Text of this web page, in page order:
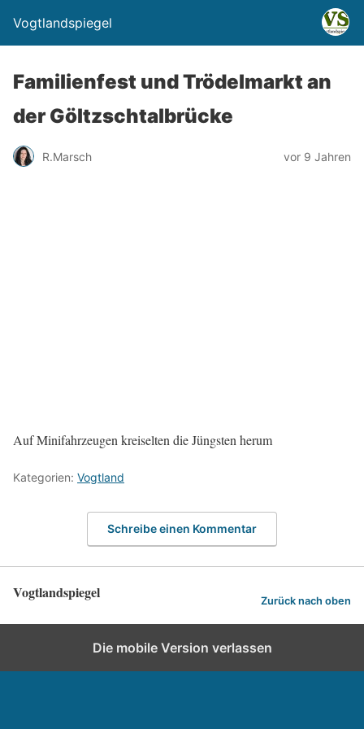
Vogtlandspiegel
Familienfest und Trödelmarkt an
der Göltzschtalbrücke
R.Marsch vor 9 Jahren
Auf Minifahrzeugen kreiselten die Jüngsten herum
Kategorien: Vogtland
Schreibe einen Kommentar
Vogtlandspiegel Zurück nach oben
Die mobile Version verlassen